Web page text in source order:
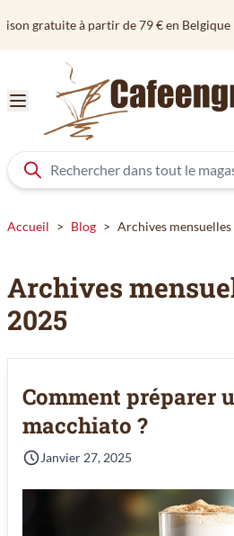
Commandé avant 12h?
Accueil > Blog > Archives
Archives
2025
Comment préparer
macchiato ?
Janvier 27, 2025